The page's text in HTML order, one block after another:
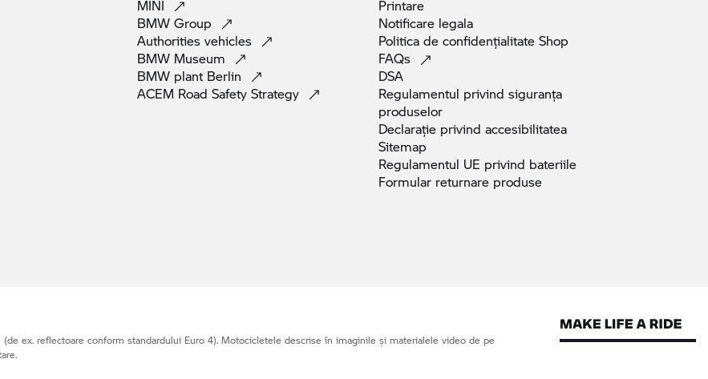
MINI
BMW Group
Authorities vehicles
BMW Museum
BMW plant Berlin
ACEM Road Safety Strategy
Printare
Notificare legala
Politica de confidențialitate Shop
FAQs
DSA
Regulamentul privind siguranța
produselor
Declarație privind accesibilitatea
Sitemap
Regulamentul UE privind bateriile
Formular returnare produse
ex. reflectoare conform standardului Euro 4). Motocicletele descrise în imaginile și materialele video de pe